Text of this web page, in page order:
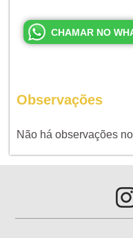
CHAMAR NO
Observações
Não há observações